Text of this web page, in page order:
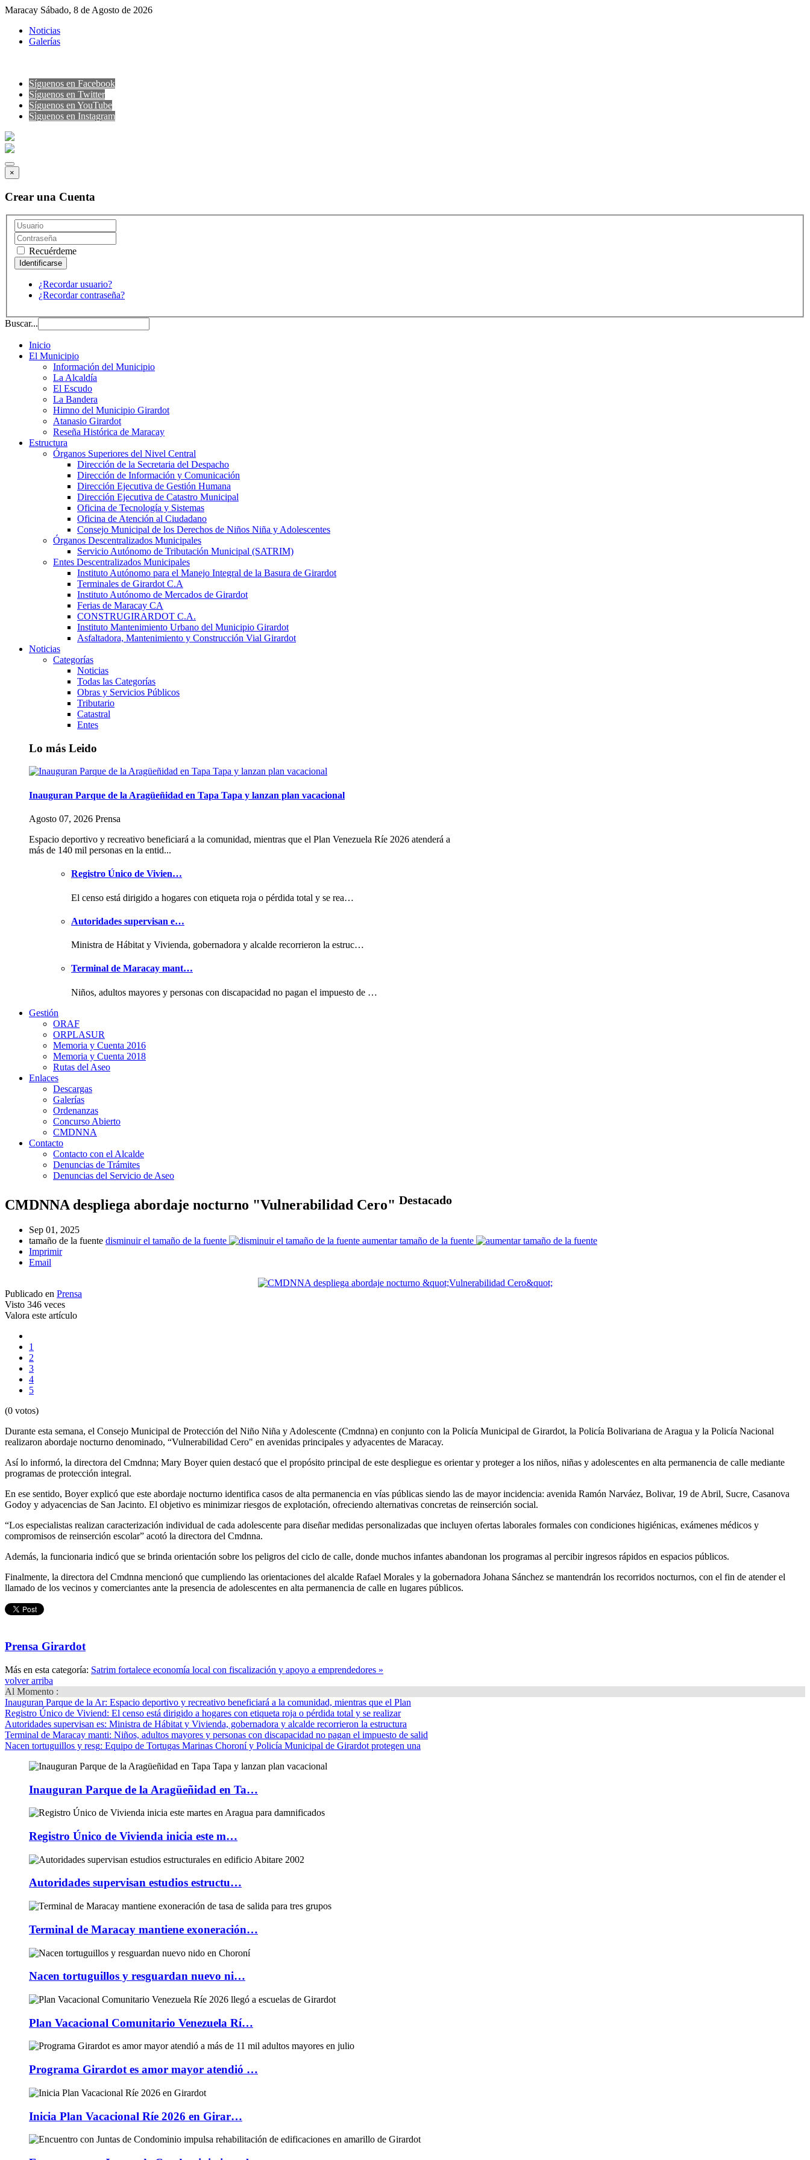
Maracay Sábado, 8 de Agosto de 2026
Noticias
Galerías
Síguenos en Facebook
Síguenos en Twitter
Síguenos en YouTube
Sìguenos en Instagram
×
Crear una Cuenta
Recuérdeme
¿Recordar usuario?
¿Recordar contraseña?
Buscar...
Inicio
El Municipio
Información del Municipio
La Alcaldía
El Escudo
La Bandera
Himno del Municipio Girardot
Atanasio Girardot
Reseña Histórica de Maracay
Estructura
Órganos Superiores del Nivel Central
Dirección de la Secretaria del Despacho
Dirección de Información y Comunicación
Dirección Ejecutiva de Gestión Humana
Dirección Ejecutiva de Catastro Municipal
Oficina de Tecnología y Sistemas
Oficina de Atención al Ciudadano
Consejo Municipal de los Derechos de Niños Niña y Adolescentes
Órganos Descentralizados Municipales
Servicio Autónomo de Tributación Municipal (SATRIM)
Entes Descentralizados Municipales
Instituto Autónomo para el Manejo Integral de la Basura de Girardot
Terminales de Girardot C.A
Instituto Autónomo de Mercados de Girardot
Ferias de Maracay CA
CONSTRUGIRARDOT C.A.
Instituto Mantenimiento Urbano del Municipio Girardot
Asfaltadora, Mantenimiento y Construcción Vial Girardot
Noticias
Categorías
Noticias
Todas las Categorías
Obras y Servicios Públicos
Tributario
Catastral
Entes
Lo más Leido
Inauguran Parque de la Aragüeñidad en Tapa Tapa y lanzan plan vacacional
Agosto 07, 2026 Prensa
Espacio deportivo y recreativo beneficiará a la comunidad, mientras que el Plan Venezuela Ríe 2026 atenderá a
más de 140 mil personas en la entid...
Registro Único de Vivien…
El censo está dirigido a hogares con etiqueta roja o pérdida total y se rea…
Autoridades supervisan e…
Ministra de Hábitat y Vivienda, gobernadora y alcalde recorrieron la estruc…
Terminal de Maracay mant…
Niños, adultos mayores y personas con discapacidad no pagan el impuesto de …
Gestión
ORAF
ORPLASUR
Memoria y Cuenta 2016
Memoria y Cuenta 2018
Rutas del Aseo
Enlaces
Descargas
Galerías
Ordenanzas
Concurso Abierto
CMDNNA
Contacto
Contacto con el Alcalde
Denuncias de Trámites
Denuncias del Servicio de Aseo
CMDNNA despliega abordaje nocturno "Vulnerabilidad Cero" Destacado
Sep 01, 2025
tamaño de la fuente disminuir el tamaño de la fuente
aumentar tamaño de la fuente
Imprimir
Email
Publicado en Prensa
Visto 346 veces
Valora este artículo
1
2
3
4
5
(0 votos)
Durante esta semana, el Consejo Municipal de Protección del Niño Niña y Adolescente (Cmdnna) en conjunto con la Policía Municipal de Girardot, la Policía Bolivariana de Aragua y la Policía Nacional
realizaron abordaje nocturno denominado, “Vulnerabilidad Cero" en avenidas principales y adyacentes de Maracay.
Así lo informó, la directora del Cmdnna; Mary Boyer quien destacó que el propósito principal de este despliegue es orientar y proteger a los niños, niñas y adolescentes en alta permanencia de calle mediante
programas de protección integral.
En ese sentido, Boyer explicó que este abordaje nocturno identifica casos de alta permanencia en vías públicas siendo las de mayor incidencia: avenida Ramón Narváez, Bolivar, 19 de Abril, Sucre, Casanova
Godoy y adyacencias de San Jacinto. El objetivo es minimizar riesgos de explotación, ofreciendo alternativas concretas de reinserción social.
“Los especialistas realizan caracterización individual de cada adolescente para diseñar medidas personalizadas que incluyen ofertas laborales formales con condiciones higiénicas, exámenes médicos y
compromisos de reinserción escolar” acotó la directora del Cmdnna.
Además, la funcionaria indicó que se brinda orientación sobre los peligros del ciclo de calle, donde muchos infantes abandonan los programas al percibir ingresos rápidos en espacios públicos.
Finalmente, la directora del Cmdnna mencionó que cumpliendo las orientaciones del alcalde Rafael Morales y la gobernadora Johana Sánchez se mantendrán los recorridos nocturnos, con el fin de atender el
llamado de los vecinos y comerciantes ante la presencia de adolescentes en alta permanencia de calle en lugares públicos.
Prensa Girardot
Más en esta categoría: Satrim fortalece economía local con fiscalización y apoyo a emprendedores »
volver arriba
Al Momento :
Inauguran Parque de la Ar: Espacio deportivo y recreativo beneficiará a la comunidad, mientras que el Plan
Registro Único de Viviend: El censo está dirigido a hogares con etiqueta roja o pérdida total y se realizar
Autoridades supervisan es: Ministra de Hábitat y Vivienda, gobernadora y alcalde recorrieron la estructura
Terminal de Maracay manti: Niños, adultos mayores y personas con discapacidad no pagan el impuesto de salid
Nacen tortuguillos y resg: Equipo de Tortugas Marinas Choroní y Policía Municipal de Girardot protegen una
Inauguran Parque de la Aragüeñidad en Ta…
Registro Único de Vivienda inicia este m…
Autoridades supervisan estudios estructu…
Terminal de Maracay mantiene exoneración…
Nacen tortuguillos y resguardan nuevo ni…
Plan Vacacional Comunitario Venezuela Rí…
Programa Girardot es amor mayor atendió …
Inicia Plan Vacacional Ríe 2026 en Girar…